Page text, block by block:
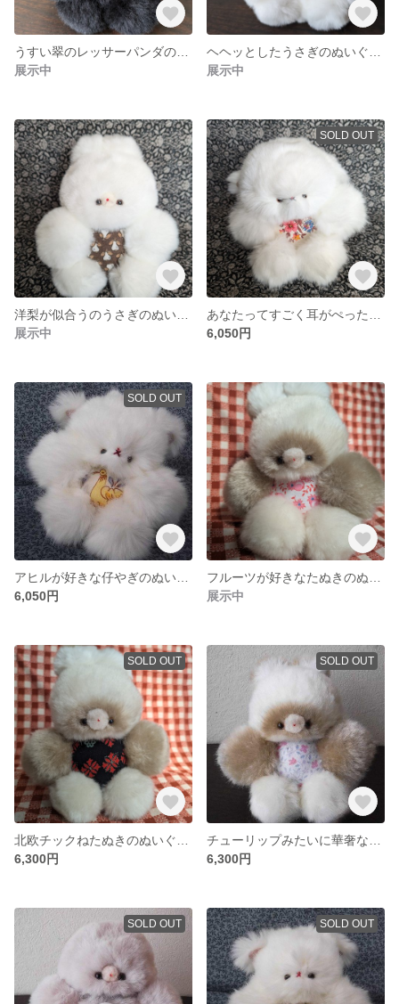
展示中
展示中
展示中
SOLD OUT
6,050円
SOLD OUT
6,050円
展示中
SOLD OUT
6,300円
SOLD OUT
6,300円
SOLD OUT SOLD OUT